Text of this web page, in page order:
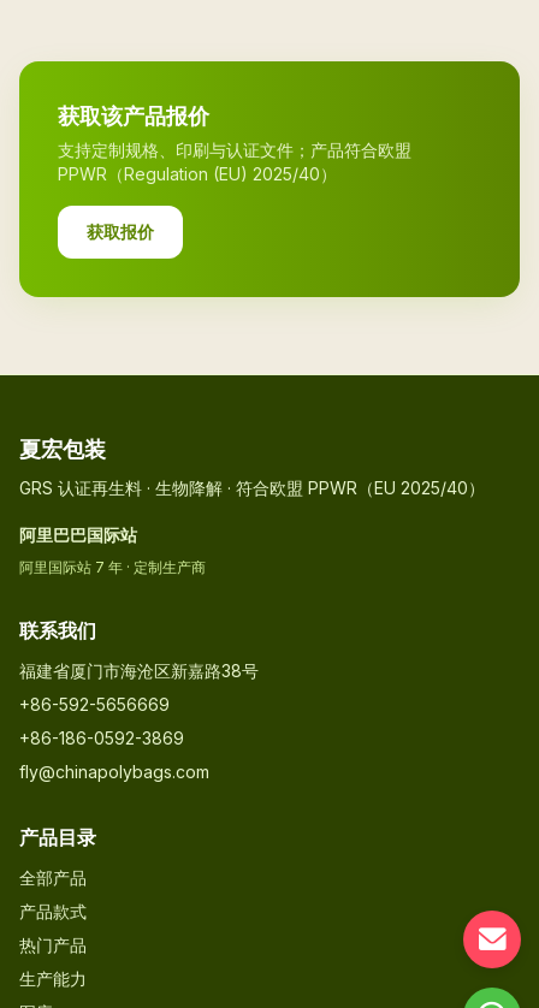
获取该产品报价
支持定制规格、印刷与认证文件；产品符合欧盟
PPWR（Regulation (EU) 2025/40）
获取报价
夏宏包装
GRS 认证再生料 · 生物降解 · 符合欧盟 PPWR（EU 2025/40）
阿里巴巴国际站
阿里国际站 7 年 · 定制生产商
联系我们
福建省厦门市海沧区新嘉路38号
+86-592-5656669
+86-186-0592-3869
fly@chinapolybags.com
产品目录
全部产品
产品款式
热门产品
生产能力